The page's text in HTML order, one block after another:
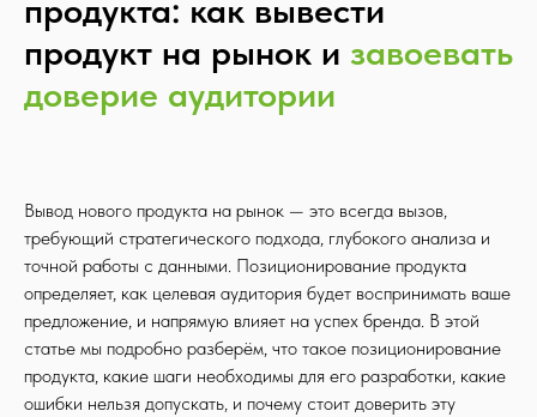
продукта: как вывести
продукт на рынок и завоевать
доверие аудитории
Вывод нового продукта на рынок — это всегда вызов,
требующий стратегического подхода, глубокого анализа и
точной работы с данными. Позиционирование продукта
определяет, как целевая аудитория будет воспринимать ваше
предложение, и напрямую влияет на успех бренда. В этой
статье мы подробно разберём, что такое позиционирование
продукта, какие шаги необходимы для его разработки, какие
ошибки нельзя допускать, и почему стоит доверить эту